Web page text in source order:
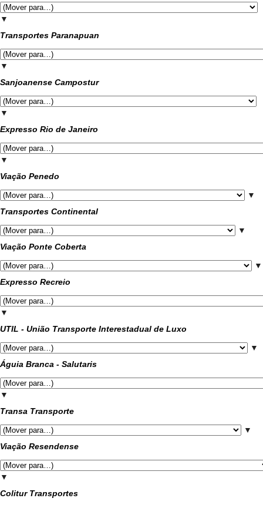
▼
Transportes Paranapuan
▼
Sanjoanense Campostur
▼
Expresso Rio de Janeiro
▼
Viação Penedo
▼
Transportes Continental
▼
Viação Ponte Coberta
▼
Expresso Recreio
▼
UTIL - União Transporte Interestadual de Luxo
▼
Águia Branca - Salutaris
▼
Transa Transporte
▼
Viação Resendense
▼
Colitur Transportes